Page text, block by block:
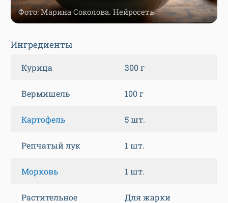
Фото: Марина Соколова. Нейросеть
Ингредиенты
Курица 300 г
Вермишель 100 г
Картофель 5 шт.
Репчатый лук 1 шт.
Морковь 1 шт.
Растительное
Для жарки